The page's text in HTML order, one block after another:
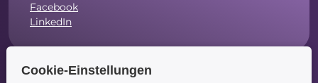
Facebook
LinkedIn
Cookie-Einstellungen